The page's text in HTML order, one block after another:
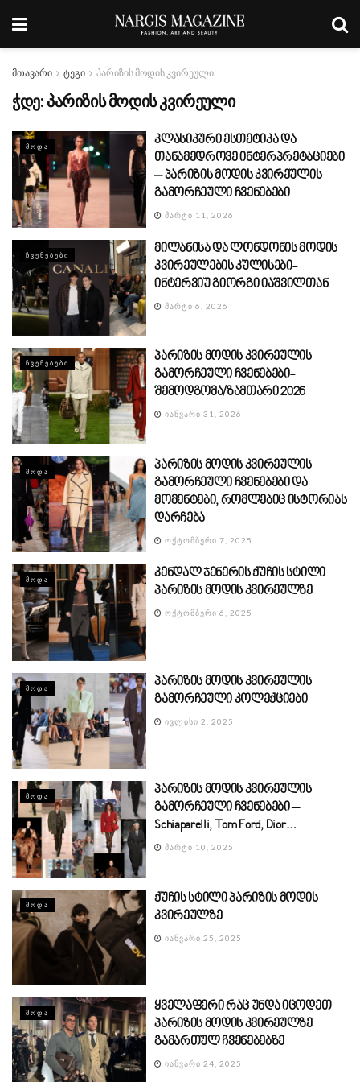
მთავარი ტეგი პარიზის მოდის კვირეული
ჭდე: პარიზის მოდის კვირეული
ᲛᲝᲓᲐ
კლასიკური ესთეტიკა და
თანამედროვე ინტერპრეტაციები
– პარიზის მოდის კვირეულის
გამორჩეული ჩვენებები
ᲛᲐᲠᲢᲘ 11, 2026
ᲩᲕᲔᲜᲔᲑᲔᲑᲘ
მილანისა და ლონდონის მოდის
კვირეულების კულისები-
ინტერვიუ გიორგი იაშვილთან
ᲛᲐᲠᲢᲘ 6, 2026
ᲩᲕᲔᲜᲔᲑᲔᲑᲘ
პარიზის მოდის კვირეულის
გამორჩეული ჩვენებები-
შემოდგომა/ზამთარი 2026
ᲘᲐᲜᲕᲐᲠᲘ 31, 2026
ᲛᲝᲓᲐ
პარიზის მოდის კვირეულის
გამორჩეული ჩვენებები და
მომენტები, რომლებიც ისტორიას
დარჩება
ᲝᲥᲢᲝᲛᲑᲔᲠᲘ 7, 2025
ᲛᲝᲓᲐ
კენდალ ჯენერის ქუჩის სტილი
პარიზის მოდის კვირეულზე
ᲝᲥᲢᲝᲛᲑᲔᲠᲘ 6, 2025
ᲛᲝᲓᲐ
პარიზის მოდის კვირეულის
გამორჩეული კოლექციები
ᲘᲕᲚᲘᲡᲘ 2, 2025
ᲛᲝᲓᲐ
პარიზის მოდის კვირეულის
გამორჩეული ჩვენებები –
Schiaparelli, Tom Ford, Dior…
ᲛᲐᲠᲢᲘ 10, 2025
ᲛᲝᲓᲐ
ქუჩის სტილი პარიზის მოდის
კვირეულზე
ᲘᲐᲜᲕᲐᲠᲘ 25, 2025
ᲛᲝᲓᲐ
ყველაფერი რაც უნდა იცოდეთ
პარიზის მოდის კვირეულზე
გამართულ ჩვენებებზე
ᲘᲐᲜᲕᲐᲠᲘ 24, 2025